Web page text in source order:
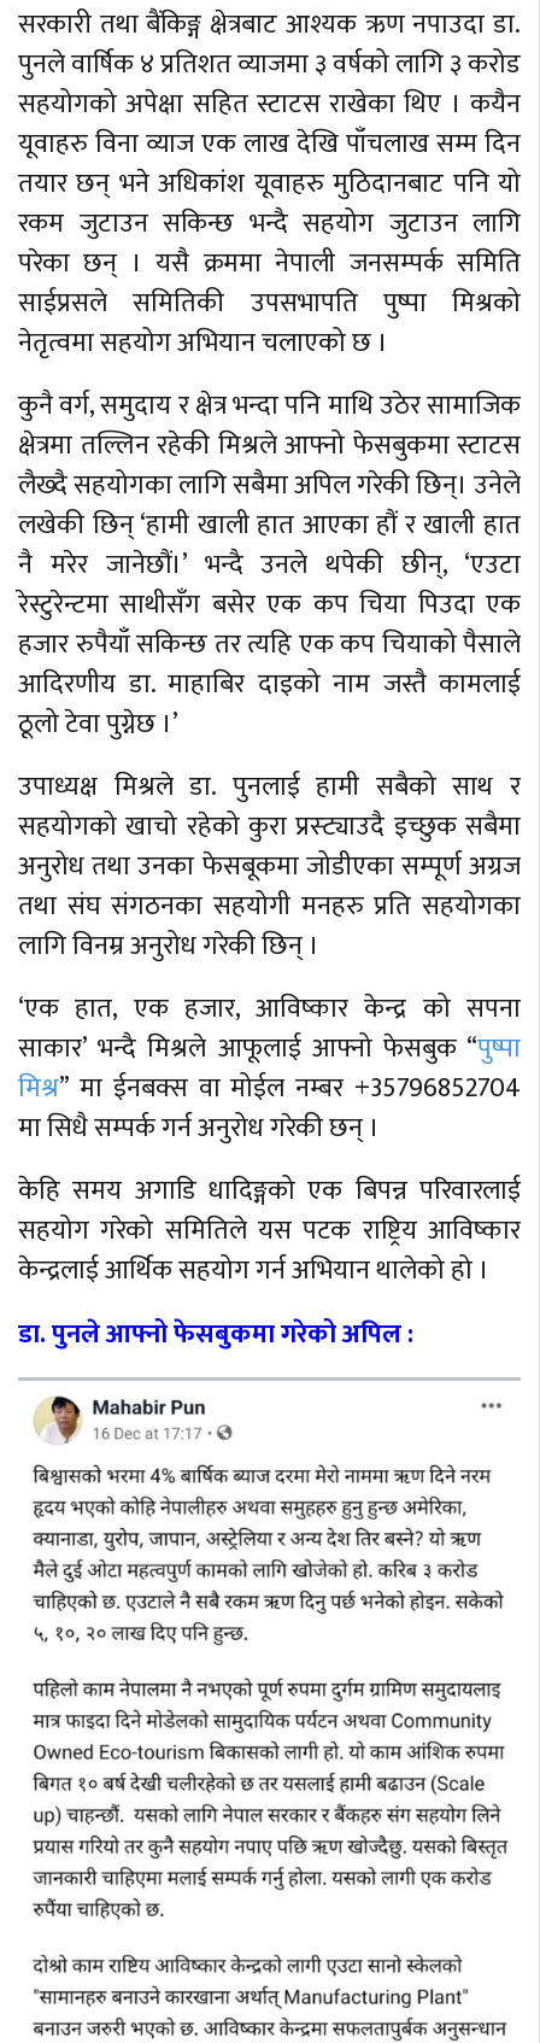
सरकारी तथा बैंकिङ्ग क्षेत्रबाट आश्यक ऋण नपाउदा डा.
पुनले वार्षिक ४ प्रतिशत व्याजमा ३ वर्षको लागि ३ करोड
सहयोगको अपेक्षा सहित स्टाटस राखेका थिए । कयैन
यूवाहरु विना व्याज एक लाख देखि पाँचलाख सम्म दिन
तयार छन् भने अधिकांश यूवाहरु मुठिदानबाट पनि यो
रकम जुटाउन सकिन्छ भन्दै सहयोग जुटाउन लागि
परेका छन् । यसै क्रममा नेपाली जनसम्पर्क समिति
साईप्रसले समितिकी उपसभापति पुष्पा मिश्रको
नेतृत्वमा सहयोग अभियान चलाएको छ ।
कुनै वर्ग, समुदाय र क्षेत्र भन्दा पनि माथि उठेर सामाजिक
क्षेत्रमा तल्लिन रहेकी मिश्रले आफ्नो फेसबुकमा स्टाटस
लैख्दै सहयोगका लागि सबैमा अपिल गरेकी छिन्। उनेले
लखेकी छिन् ‘हामी खाली हात आएका हौं र खाली हात
नै मरेर जानेछौं।’ भन्दै उनले थपेकी छीन्, ‘एउटा
रेस्टुरेन्टमा साथीसँग बसेर एक कप चिया पिउदा एक
हजार रुपैयाँ सकिन्छ तर त्यहि एक कप चियाको पैसाले
आदिरणीय डा. माहाबिर दाइको नाम जस्तै कामलाई
ठूलो टेवा पुग्नेछ ।’
उपाध्यक्ष मिश्रले डा. पुनलाई हामी सबैको साथ र
सहयोगको खाचो रहेको कुरा प्रस्ट्याउदै इच्छुक सबैमा
अनुरोध तथा उनका फेसबूकमा जोडीएका सम्पूर्ण अग्रज
तथा संघ संगठनका सहयोगी मनहरु प्रति सहयोगका
लागि विनम्र अनुरोध गरेकी छिन् ।
‘एक हात, एक हजार, आविष्कार केन्द्र को सपना
साकार’ भन्दै मिश्रले आफूलाई आफ्नो फेसबुक “पुष्पा
मिश्र” मा ईनबक्स वा मोईल नम्बर +35796852704
मा सिधै सम्पर्क गर्न अनुरोध गरेकी छन् ।
केहि समय अगाडि धादिङ्गको एक बिपन्न परिवारलाई
सहयोग गरेको समितिले यस पटक राष्ट्रिय आविष्कार
केन्द्रलाई आर्थिक सहयोग गर्न अभियान थालेको हो ।
डा. पुनले आफ्नो फेसबुकमा गरेको अपिल :